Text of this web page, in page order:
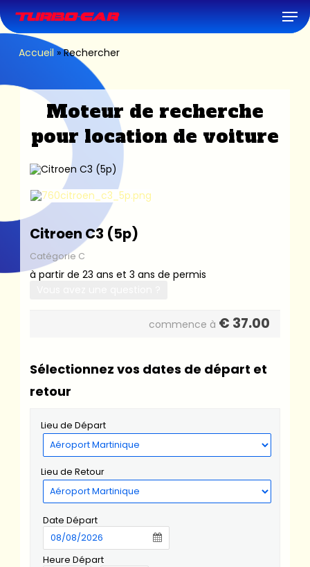
to
main
content
Accueil »Rechercher
Moteur de recherche
pour location de voiture
Citroen C3 (5p)
Catégorie C
à partir de 23 ans et 3 ans de permis
commence à € 37.00
Sélectionnez vos dates de départ et
retour
Lieu de Départ
Lieu de Retour
Date Départ
Heure Départ